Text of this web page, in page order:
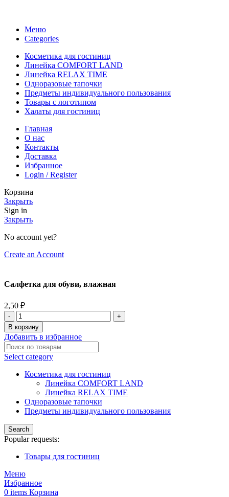
Меню
Categories
Косметика для гостиниц
Линейка COMFORT LAND
Линейка RELAX TIME
Одноразовые тапочки
Предметы индивидуального пользования
Товары с логотипом
Халаты для гостиниц
Главная
О нас
Контакты
Доставка
Избранное
Login / Register
Корзина
Закрыть
Sign in
Закрыть
No account yet?
Create an Account
Салфетка для обуви, влажная
2,50 ₽
В корзину
Добавить в избранное
Select category
Косметика для гостиниц
Линейка COMFORT LAND
Линейка RELAX TIME
Одноразовые тапочки
Предметы индивидуального пользования
Search
Popular requests:
Товары для гостиниц
Меню
Избранное
0 items Корзина